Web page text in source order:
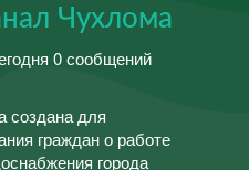
Чухлома
0 сообщений
создана для
граждан о работе
города